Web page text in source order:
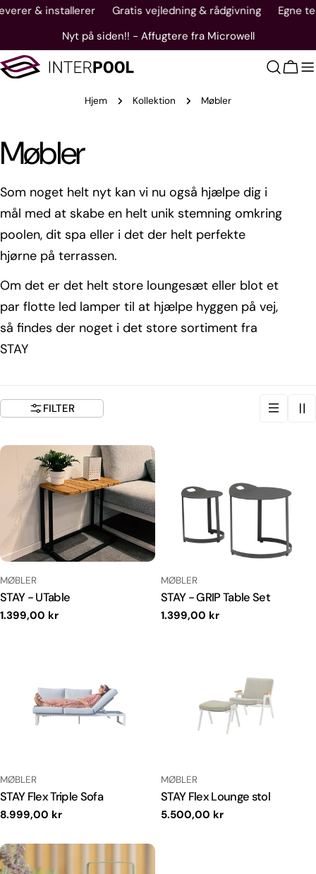
Gå
& installerer Gratis vejledning & rådgivning
Egne
Nyt på siden!! - Affugtere fra Microwell
Vogn
Hjem Kollektion Møbler
K
o
l
l
e
k
i
o
Møbler
Som noget helt nyt kan vi nu også hjælpe dig i
mål med at skabe en helt unik stemning omkring
poolen, dit spa eller i det der helt perfekte
hjørne på terrassen.
Om det er det helt store loungesæt eller blot et
par flotte led lamper til at hjælpe hyggen på vej,
så findes der noget i det store sortiment fra
STAY
FILTER
TYPE:
MØBLER
STAY - UTable
Normal
1.399,00 kr
TYPE:
MØBLER
STAY - GRIP Table Set
Normal
1.399,00 kr
TYPE:
MØBLER
STAY Flex Triple Sofa
Normal
8.999,00 kr
TYPE:
MØBLER
STAY Flex Lounge stol
Normal
5.500,00 kr